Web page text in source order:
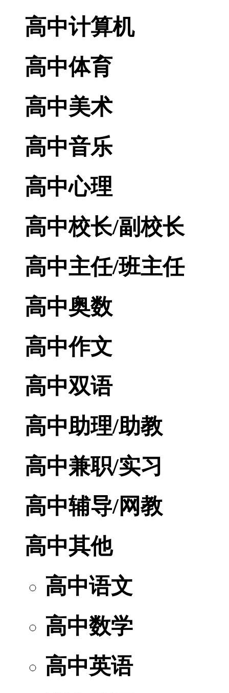
高中计算机
高中体育
高中美术
高中音乐
高中心理
高中校长/副校长
高中主任/班主任
高中奥数
高中作文
高中双语
高中助理/助教
高中兼职/实习
高中辅导/网教
高中其他
高中语文
高中数学
高中英语